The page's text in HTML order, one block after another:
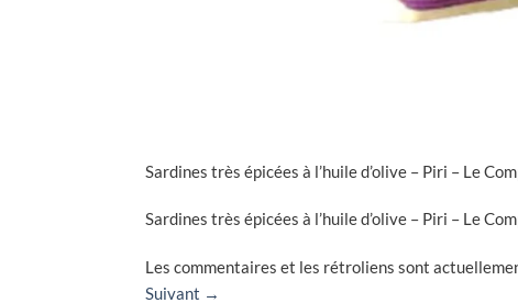
Sardines très épicées à l’huile d’olive – Piri – Le
Sardines très épicées à l’huile d’olive – Piri – Le
Les commentaires et les rétroliens sont
Suivant →